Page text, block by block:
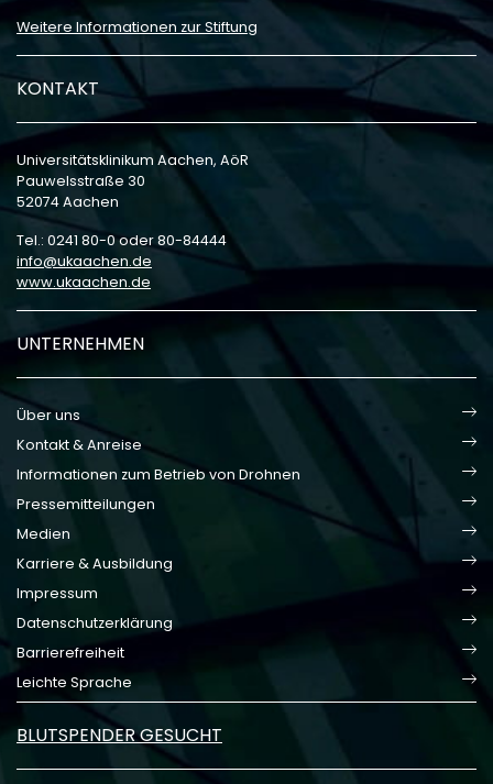
Weitere Informationen zur Stiftung
KONTAKT
Universitätsklinikum Aachen, AöR
Pauwelsstraße 30
52074 Aachen
Tel.: 0241 80-0 oder 80-84444
info
ukaachen de
www.ukaachen.de
UNTERNEHMEN
Über uns
Kontakt & Anreise
Informationen zum Betrieb von Drohnen
Pressemitteilungen
Medien
Karriere & Ausbildung
Impressum
Datenschutzerklärung
Barrierefreiheit
Leichte Sprache
BLUTSPENDER GESUCHT